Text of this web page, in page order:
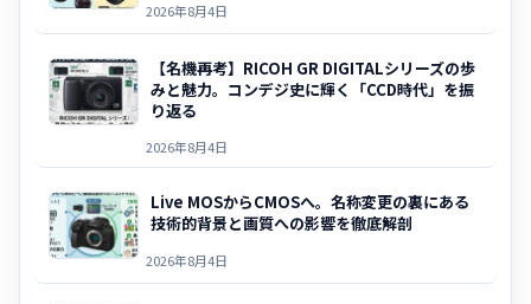
2026年8月4日
【名機再考】RICOH GR DIGITALシリーズの歩
みと魅力。コンデジ史に輝く「CCD時代」を振
り返る
2026年8月4日
Live MOSからCMOSへ。名称変更の裏にある
技術的背景と画質への影響を徹底解剖
2026年8月4日